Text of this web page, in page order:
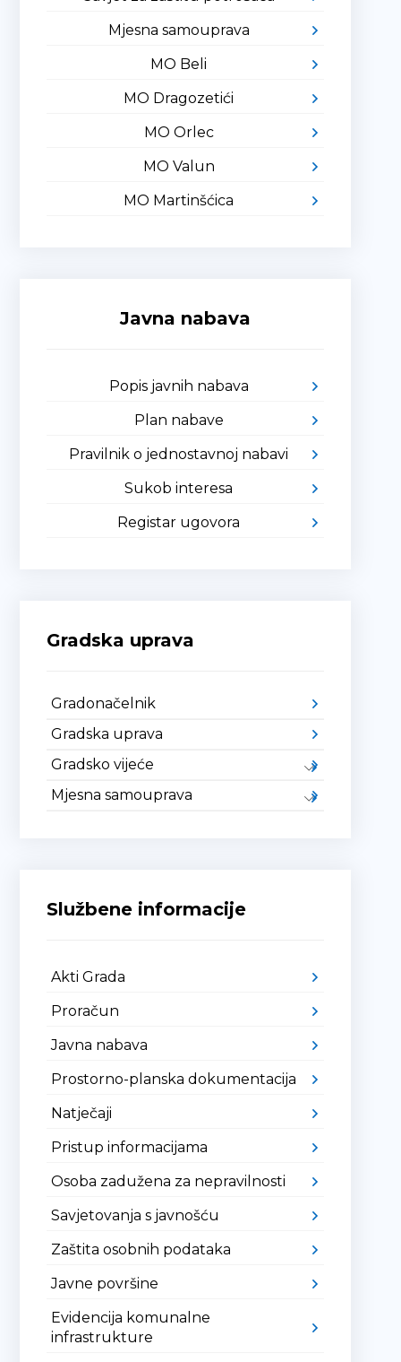
Mjesna samouprava
MO Beli
MO Dragozetići
MO Orlec
MO Valun
MO Martinšćica
Javna nabava
Popis javnih nabava
Plan nabave
Pravilnik o jednostavnoj nabavi
Sukob interesa
Registar ugovora
Gradska uprava
Gradonačelnik
Gradska uprava
Gradsko vijeće
Mjesna samouprava
Službene informacije
Akti Grada
Proračun
Javna nabava
Prostorno-planska dokumentacija
Natječaji
Pristup informacijama
Osoba zadužena za nepravilnosti
Savjetovanja s javnošću
Zaštita osobnih podataka
Javne površine
Evidencija komunalne
infrastrukture